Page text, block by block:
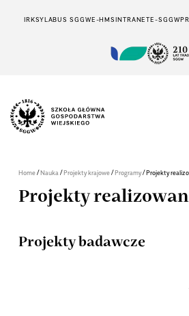
IRKSYLABUS SGGWE-HMSINTRANETE-SGGW
Home/Nauka/Projekty krajowe/Programy/Projekty
Projekty
Projekty badawcze